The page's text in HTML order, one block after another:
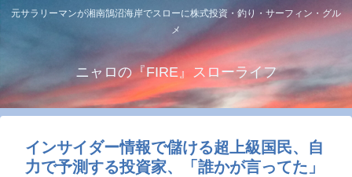
元サラリーマンが湘南鵠沼海岸でスローに株式投資・釣り・サーフィン・グル
メ
ニャロの『FIRE』スローライフ
インサイダー情報で儲ける超上級国民、自
力で予測する投資家、「誰かが言ってた」